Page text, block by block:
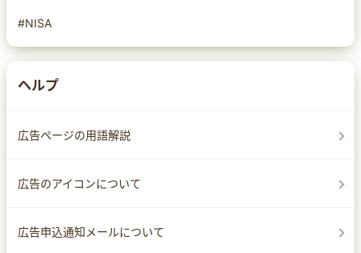
#NISA
ヘルプ
広告ページの用語解説
広告のアイコンについて
広告申込通知メールについて